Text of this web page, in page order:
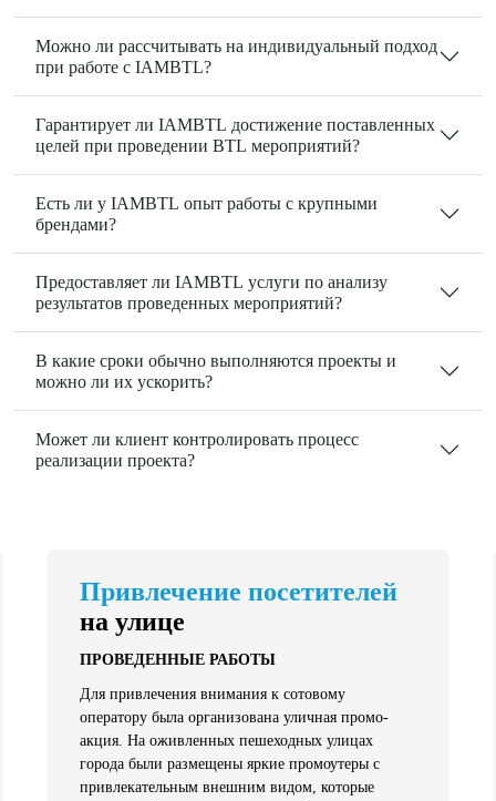
Можно ли рассчитывать на индивидуальный подход
при работе с IAMBTL?
Гарантирует ли IAMBTL достижение поставленных
целей при проведении BTL мероприятий?
Есть ли у IAMBTL опыт работы с крупными
брендами?
Предоставляет ли IAMBTL услуги по анализу
результатов проведенных мероприятий?
В какие сроки обычно выполняются проекты и
можно ли их ускорить?
Может ли клиент контролировать процесс
реализации проекта?
Привлечение посетителей
на улице
ПРОВЕДЕННЫЕ РАБОТЫ
Для привлечения внимания к сотовому
оператору была организована уличная промо-
акция. На оживленных пешеходных улицах
города были размещены яркие промоутеры с
привлекательным внешним видом, которые